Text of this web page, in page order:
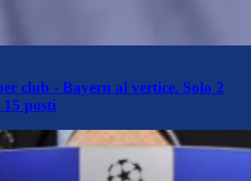
club - Bayern al vertice. Solo 2
posti